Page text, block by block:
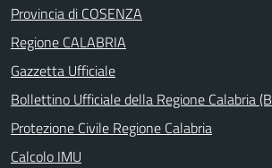
Provincia di COSENZA
Regione CALABRIA
Gazzetta Ufficiale
Bollettino Ufficiale della Regione Calabria
Protezione Civile Regione Calabria
Calcolo IMU